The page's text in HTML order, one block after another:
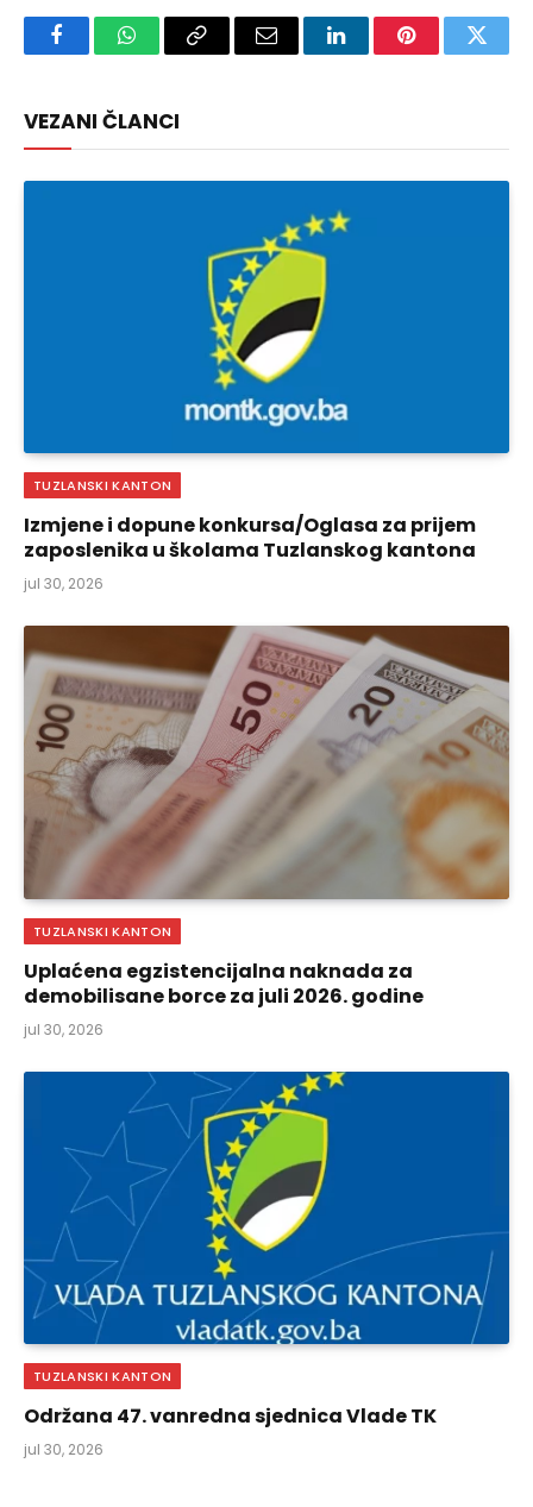
FacebookWhatsAppCopy
Email LinkedInPinterest
VEZANI ČLANCI
TUZLANSKI KANTON
Izmjene i dopune konkursa/Oglasa za prijem
zaposlenika u školama Tuzlanskog kantona
jul 30, 2026
TUZLANSKI KANTON
Uplaćena egzistencijalna naknada za
demobilisane borce za juli 2026. godine
jul 30, 2026
TUZLANSKI KANTON
Održana 47. vanredna sjednica Vlade TK
jul 30, 2026